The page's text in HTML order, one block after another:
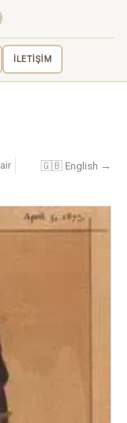
İLETİŞİM
🇬🇧 English →